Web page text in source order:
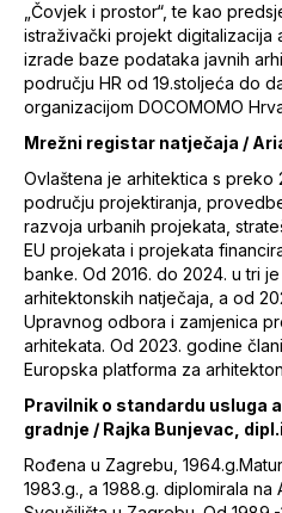
„Čovjek i prostor“, te kao
istraživački projekt digitalizacija
izrade baze podataka javnih
području HR od 19.stoljeća do
organizacijom DOCOMOMO
Mrežni registar natječaja /
Ovlaštena je arhitektica s preko
području projektiranja,
razvoja urbanih projekata,
EU projekata i projekata
banke. Od 2016. do 2024. u tri
arhitektonskih natječaja, a od
Upravnog odbora i zamjenica
arhitekata. Od 2023. godine
Europska platforma za
Pravilnik o standardu usluga
gradnje / Rajka Bunjevac,
Rođena u Zagrebu,
1983.g., a 1988.g. diplomirala